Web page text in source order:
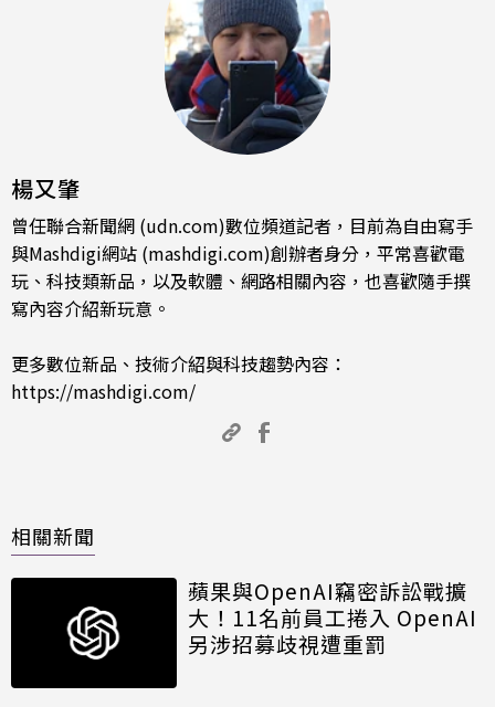
楊又肇
曾任聯合新聞網 (udn.com)數位頻道記者，目前為自由寫手
與Mashdigi網站 (mashdigi.com)創辦者身分，平常喜歡電
玩、科技類新品，以及軟體、網路相關內容，也喜歡隨手撰
寫內容介紹新玩意。
更多數位新品、技術介紹與科技趨勢內容：
https://mashdigi.com/
相關新聞
蘋果與OpenAI竊密訴訟戰擴
大！11名前員工捲入 OpenAI
另涉招募歧視遭重罰